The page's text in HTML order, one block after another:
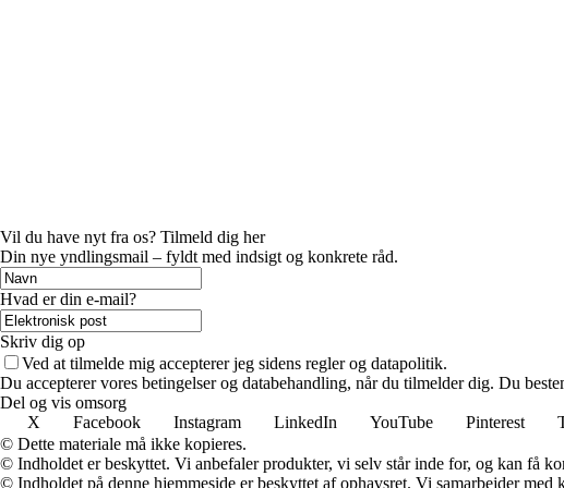
Vil du have nyt fra os? Tilmeld dig her
Din nye yndlingsmail – fyldt med indsigt og konkrete råd.
Hvad er din e-mail?
Skriv dig op
Ved at tilmelde mig accepterer jeg sidens regler og datapolitik.
Du accepterer vores betingelser og databehandling, når du tilmelder dig. Du
Del og vis omsorg
X
Facebook Instagram LinkedIn YouTube Pinterest
© Dette materiale må ikke kopieres.
© Indholdet er beskyttet. Vi anbefaler produkter, vi selv står inde for, og kan få
© Indholdet på denne hjemmeside er beskyttet af ophavsret. Vi samarbejder